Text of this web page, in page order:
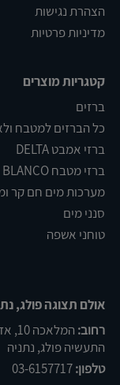
הצהרת נגישות
מדיניות פרטיות
קטגריות מוצרים
ברזים
כל הברזים למטבח
ברזי אמבט DELTA
ברזי מטבח BLANCO
מערכות מים חם קר
סנני מים
טוחני אשפה
אולם תצוגה פולג,
רחוב:
המלאכה
התעשיה פולג, נתניה
טלפון:03-6157717